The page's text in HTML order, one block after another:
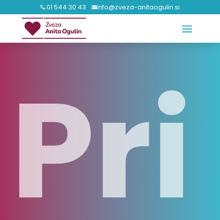
 01 544 30 43 info@zveza-anitaogulin.si
Pri